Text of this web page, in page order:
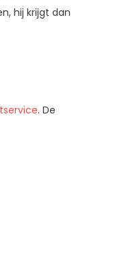
hij krijgt dan
. De